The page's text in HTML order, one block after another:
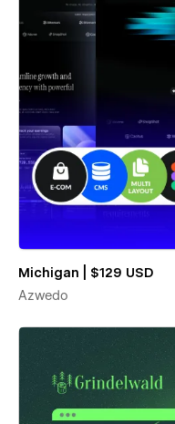
Michigan | $129 USD
Azwedo